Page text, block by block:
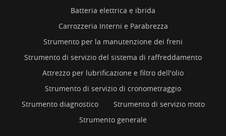
Batteria elettrica e ibrida
Carrozzeria Interni e Parabrezza
Strumento per la manutenzione dei freni
Strumento di servizio del sistema di raffreddamento
Attrezzo per lubrificazione e filtro dell'olio
Strumento di servizio di cronometraggio
Strumento diagnostico
Strumento di servizio moto
Strumento generale